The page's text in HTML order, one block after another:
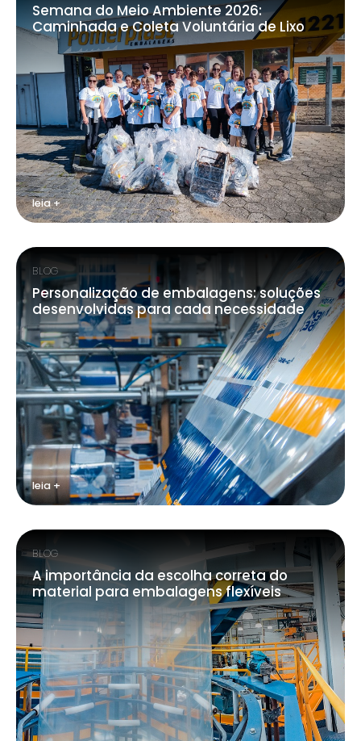
Semana do Meio Ambiente 2026:
Caminhada e Coleta Voluntária de Lixo
leia +
BLOG
Personalização de embalagens: soluções
desenvolvidas para cada necessidade
leia +
BLOG
A importância da escolha correta do
material para embalagens flexíveis